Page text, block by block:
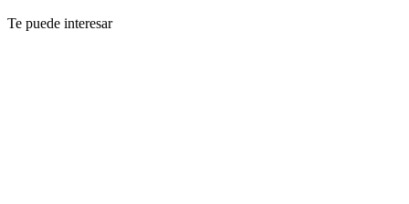
Te puede interesar